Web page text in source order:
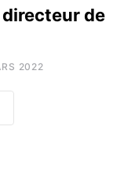
de
2022